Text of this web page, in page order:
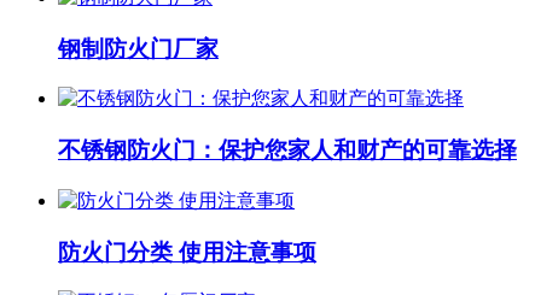
钢制防火门厂家
不锈钢防火门：保护您家人和财产的可靠选择
防火门分类 使用注意事项